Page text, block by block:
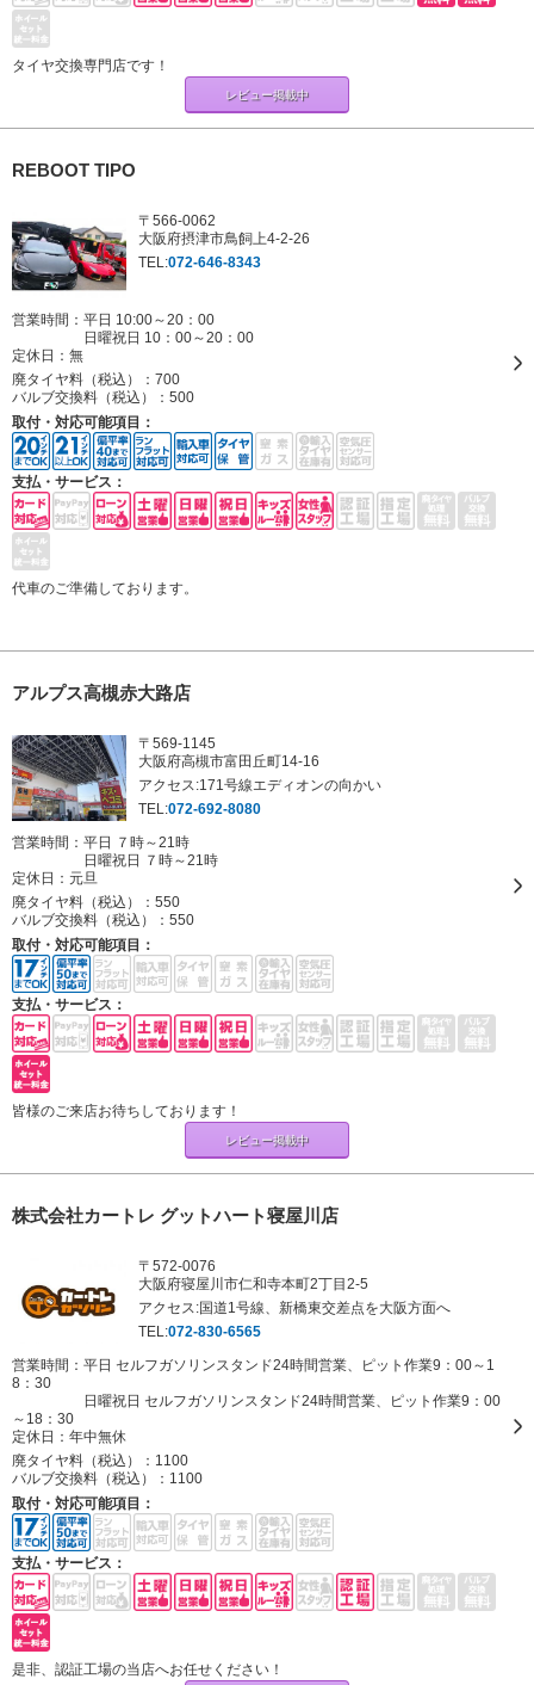
タイヤ交換専門店です！
レビュー掲載中
REBOOT TIPO
〒566-0062
大阪府摂津市鳥飼上4-2-26
TEL:072-646-8343
営業時間：平日 10:00～20：00
日曜祝日 10：00～20：00
定休日： 無
廃タイヤ料（税込）： 700
バルブ交換料（税込）： 500
取付・対応可能項目：
支払・サービス：
代車のご準備しております。
アルプス高槻赤大路店
〒569-1145
大阪府高槻市富田丘町14-16
アクセス:171号線エディオンの向かい
TEL:072-692-8080
営業時間：平日 ７時～21時
日曜祝日 ７時～21時
定休日： 元旦
廃タイヤ料（税込）： 550
バルブ交換料（税込）： 550
取付・対応可能項目：
支払・サービス：
皆様のご来店お待ちしております！
レビュー掲載中
株式会社カートレ グットハート寝屋川店
〒572-0076
大阪府寝屋川市仁和寺本町2丁目2-5
アクセス:国道1号線、新橋東交差点を大阪方面へ
TEL:072-830-6565
営業時間：平日 セルフガソリンスタンド24時間営業、ピット作業9：00～1
8：30
日曜祝日 セルフガソリンスタンド24時間営業、ピット作業9：00
～18：30
定休日： 年中無休
廃タイヤ料（税込）： 1100
バルブ交換料（税込）： 1100
取付・対応可能項目：
支払・サービス：
是非、認証工場の当店へお任せください！